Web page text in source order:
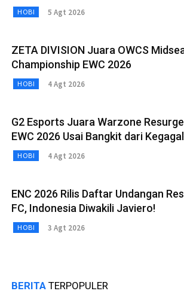
HOBI 5 Agt 2026
ZETA DIVISION Juara OWCS
Championship EWC 2026
HOBI 4 Agt 2026
G2 Esports Juara Warzone
EWC 2026 Usai Bangkit dari
HOBI 4 Agt 2026
ENC 2026 Rilis Daftar Undangan
FC, Indonesia Diwakili Javiero!
HOBI 3 Agt 2026
BERITA TERPOPULER